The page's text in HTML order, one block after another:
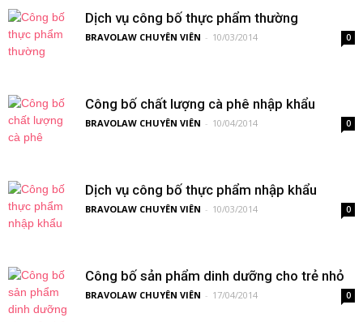
Dịch vụ công bố thực phẩm thường
BRAVOLAW CHUYÊN VIÊN - 10/03/2014 0
Công bố chất lượng cà phê nhập khẩu
BRAVOLAW CHUYÊN VIÊN - 10/04/2014 0
Dịch vụ công bố thực phẩm nhập khẩu
BRAVOLAW CHUYÊN VIÊN - 10/03/2014 0
Công bố sản phẩm dinh dưỡng cho trẻ nhỏ
BRAVOLAW CHUYÊN VIÊN - 17/04/2014 0